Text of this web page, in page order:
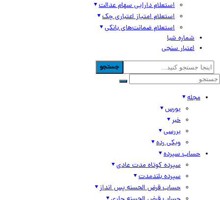
استعلام دارایی سهام عدالت
استعلام امتیاز اعتباری چک
استعلام ضمانت‌های بانکی
شماره شبا
اعتبار سنجی
جستجو
مجله
بورس
خبر
بررسی
ویکی رده
حساب سپرده
سپرده کوتاه مدت عادی
سپرده بلندمدت
حساب قرض الحسنه پس انداز